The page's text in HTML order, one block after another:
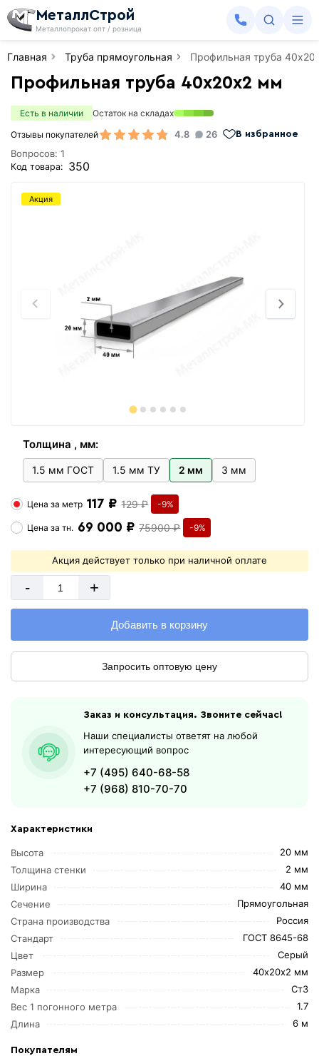
МеталлСтрой
Металлопрокат опт / розница
Главная Труба прямоугольная Профильная труба
Профильная труба 40х20х2 мм
Есть в наличии
Остаток на складах
Отзывы покупателей
4.8 26 В избранное
Вопросов: 1
Код товара: 350
Акция
Толщина , мм:
1.5 мм ГОСТ 1.5 мм ТУ 2 мм 3 мм
Характеристики
Высота
20 мм
Толщина стенки
2 мм
Ширина
40 мм
Сечение
Прямоугольная
Страна производства
Россия
Стандарт
ГОСТ 8645-68
Цвет
Серый
Размер
40х20х2 мм
Марка
Ст3
Вес 1 погонного метра
1.7
Длина
6 м
Покупателям
Цена за метр 117 ₽ 129 ₽ -9%
Цена затн. 69 000 ₽ 75900 ₽ -9%
Акция действует только при наличной оплате
- +
Добавить в корзину
Запросить оптовую цену
Заказ и консультация. Звоните сейчас!
Наши специалисты ответят на любой
интересующий вопрос
+7 (495) 640-68-58
+7 (968) 810-70-70